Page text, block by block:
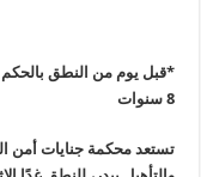
*قبل يوم من النطق بالحكم
8 سنوات
تستعد محكمة جنايات أمن